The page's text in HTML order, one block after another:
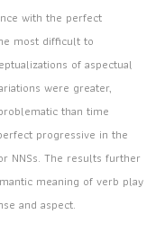
with the perfect
most difficult to
of aspectual
were greater,
than time
progressive in the
NNSs. The results further
meaning of verb play
and aspect.